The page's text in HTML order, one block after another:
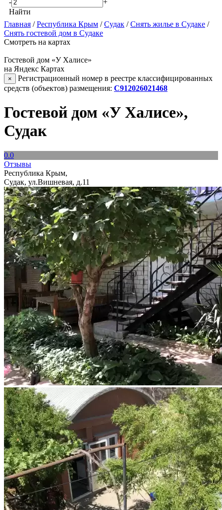
-
+
Найти
Главная /Республика Крым /Судак /Снять жилье в Судаке /
Снять гостевой дом в Судаке
Смотреть на картах
Гостевой дом «У Халисе»
на Яндекс Картах
×
Регистрационный номер в реестре классифицированных
средств (объектов) размещения: С912026021468
Гостевой дом «У Халисе»,
Судак
0.0
Отзывы
Республика Крым,
Судак, ул.Вишневая, д.11